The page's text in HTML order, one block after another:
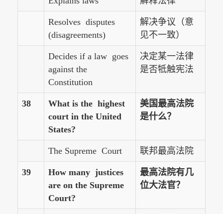
Resolves disputes
(disagreements)
解决争议（意
见不一致）
Decides if a law goes
against the
Constitution
决定某一法律
是否牴触宪法
38
What is the highest
court in the United
States?
美国最高法院
是什么？
The Supreme Court 联邦最高法院
39
How many justices
are on the Supreme
Court?
最高法院有几
位大法官？